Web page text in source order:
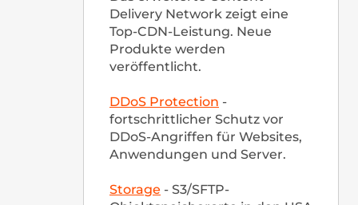
gehören zu denTop 10
globalen Netzwerken in Bezug
auf die Anzahl direkter Peer-
to-Peer-Verbindungen.
CDN mit Web-Schutz
Um unsere Kunden nicht nur
vor Angriffen auf den Server,
sondern auch auf der
Webanwen­dungsebene zu